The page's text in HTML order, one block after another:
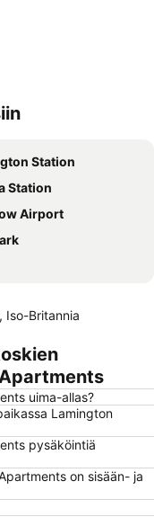
Station
Station
Airport
Station
Circus
Station
Hill
Iso-Britannia
uima-allas?
Lamington
pysäköintiä
on sisään- ja